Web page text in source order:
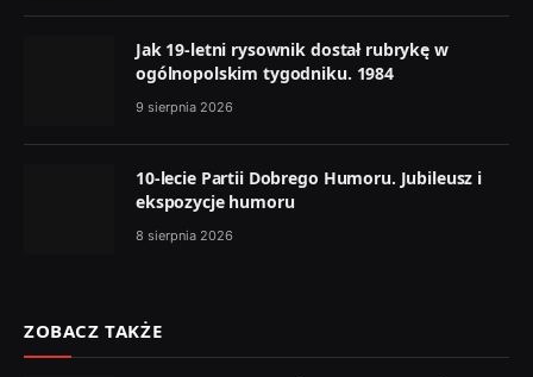
Jak 19-letni rysownik dostał rubrykę w
ogólnopolskim tygodniku. 1984
9 sierpnia 2026
10-lecie Partii Dobrego Humoru. Jubileusz i
ekspozycje humoru
8 sierpnia 2026
ZOBACZ TAKŻE